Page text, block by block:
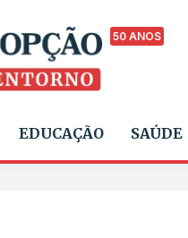
50 ANOS
EDUCAÇÃO SAÚDE